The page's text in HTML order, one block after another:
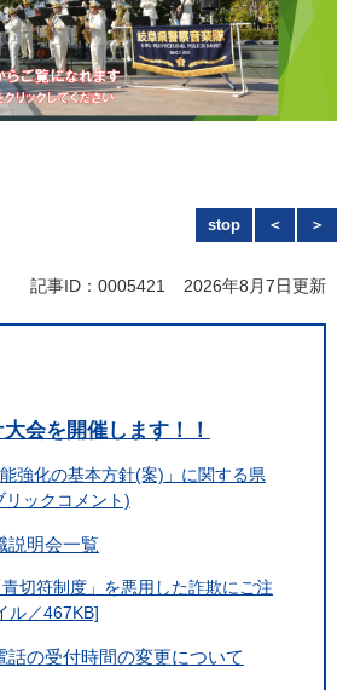
stop ＜ ＞
記事ID：0005421 2026年8月7日更新
会を開催します！！
能強化の基本方針(案)」に関する県
リックコメント)
説明会一覧
切符制度」を悪用した詐欺にご注
ル／467KB]
話の受付時間の変更について